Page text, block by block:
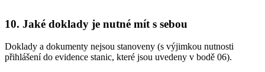
10. Jaké doklady je nutné mít s sebou
Doklady a dokumenty nejsou stanoveny (s výjimkou nutnosti
přihlášení do evidence stanic, které jsou uvedeny v bodě 06).